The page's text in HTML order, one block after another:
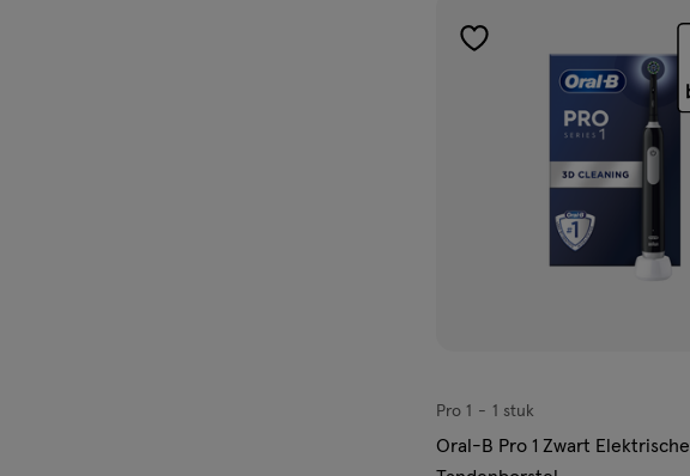
toevoegen
Pro
1,
Pro 1 1 stuk
Oral-B Pro 1 Zwart Elektrische